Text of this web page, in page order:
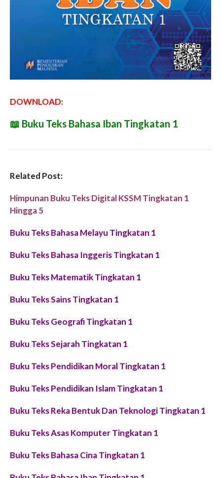
DOWNLOAD:
📖 Buku Teks Bahasa Iban Tingkatan 1
Related Post:
Himpunan Buku Teks Digital KSSM Tingkatan 1
Hingga 5
Buku Teks Bahasa Melayu Tingkatan 1
Buku Teks Bahasa Inggeris Tingkatan 1
Buku Teks Matematik Tingkatan 1
Buku Teks Sains Tingkatan 1
Buku Teks Geografi Tingkatan 1
Buku Teks Sejarah Tingkatan 1
Buku Teks Pendidikan Moral Tingkatan 1
Buku Teks Pendidikan Islam Tingkatan 1
Buku Teks Reka Bentuk Dan Teknologi Tingkatan 1
Buku Teks Asas Komputer Tingkatan 1
Buku Teks Bahasa Cina Tingkatan 1